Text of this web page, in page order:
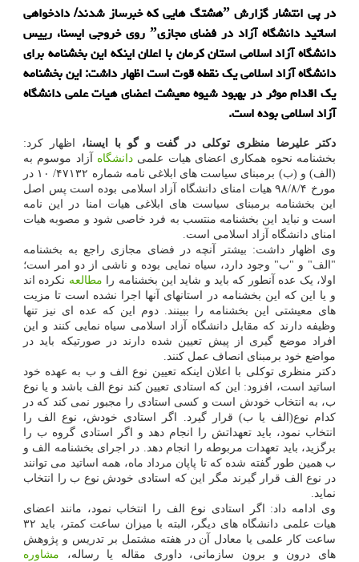
در پی انتشار گزارش ˮهشتگ هایی که خبرساز شدند/ دادخواهی
اساتید دانشگاه آزاد در فضای مجازیˮ روی خروجی ایسنا، رییس
دانشگاه آزاد اسلامی استان کرمان با اعلان اینکه این بخشنامه برای
دانشگاه آزاد اسلامی یک نقطه قوت است اظهار داشت: این بخشنامه
یک اقدام موثر در بهبود شیوه معیشت اعضای هیات علمی دانشگاه
آزاد اسلامی بوده است.
دکتر علیرضا منظری توکلی در گفت و گو با ایسنا،
اظهار کرد:
بخشنامه نحوه همکاری اعضای هیات علمی دانشگاه آزاد موسوم به
(الف) و (ب) برمبنای سیاست های ابلاغی نامه شماره ۴۷۱۳۲/ ۱۰ در
مورخ ۹۸/۸/۴ هیات امنای دانشگاه آزاد اسلامی بوده است پس اصل
این بخشنامه برمبنای سیاست های ابلاغی هیات امنا در این نامه
است و نباید این بخشنامه منتسب به فرد خاصی شود و مصوبه هیات
امنای دانشگاه آزاد اسلامی است.
وی اظهار داشت: بیشتر آنچه در فضای مجازی راجع به بخشنامه
"الف" و "ب" وجود دارد، سیاه نمایی بوده و ناشی از دو امر است؛
اولا، یک عده آنطور که باید و شاید این بخشنامه را مطالعه نکرده اند
و یا این که این بخشنامه در استانهای آنها اجرا نشده است تا مزیت
های معیشتی این بخشنامه را ببینند. دوم این که عده ای نیز تنها
وظیفه دارند که مقابل دانشگاه آزاد اسلامی سیاه نمایی کنند و این
افراد موضع گیری از پیش تعیین شده دارند در صورتیکه باید در
مواضع خود برمبنای انصاف عمل کنند.
دکتر منظری توکلی با اعلان اینکه تعیین نوع الف و ب به عهده خود
اساتید است، افزود: این که استادی تعیین کند نوع الف باشد و یا نوع
ب، به انتخاب خودش است و کسی استادی را مجبور نمی کند که در
کدام نوع(الف یا ب) قرار گیرد. اگر استادی خودش، نوع الف را
انتخاب نمود، باید تعهداتش را انجام دهد و اگر استادی گروه ب را
برگزید، باید تعهدات مربوطه را انجام دهد. در اجرای بخشنامه الف و
ب همین طور گفته شده که تا پاپان مرداد ماه، همه اساتید می توانند
در نوع الف قرار گیرند مگر این که استادی خودش نوع ب را انتخاب
نماید.
وی ادامه داد: اگر استادی نوع الف را انتخاب نمود، مانند اعضای
هیات علمی دانشگاه های دیگر، البته با میزان ساعت کمتر، باید ۳۲
ساعت کار علمی یا معادل آن در هفته مشتمل بر تدریس و پژوهش
های درون و برون سازمانی، داوری مقاله یا رساله، مشاوره